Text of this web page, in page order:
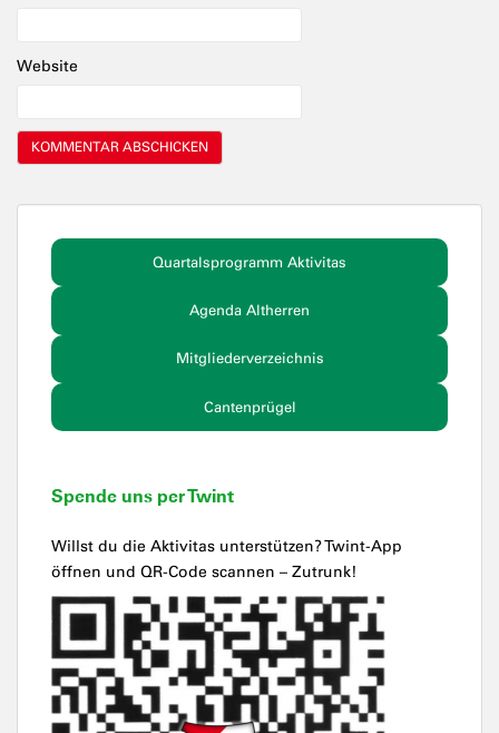
Website
Quartalsprogramm Aktivitas
Agenda Altherren
Mitgliederverzeichnis
Cantenprügel
Spende uns per Twint
Willst du die Aktivitas unterstützen? Twint-App
öffnen und QR-Code scannen – Zutrunk!